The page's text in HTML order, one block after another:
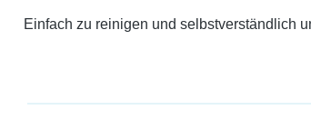
Einfach zu reinigen und selbstverständlich